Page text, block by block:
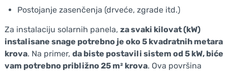
Postojanje zasenčenja (drveće, zgrade itd.)
Za instalaciju solarnih panela, za svaki kilovat (kW)
instalisane snage potrebno je oko 5 kvadratnih metara
krova. Na primer, da biste postavili sistem od 5 kW, biće
vam potrebno približno 25 m² krova. Ova površina